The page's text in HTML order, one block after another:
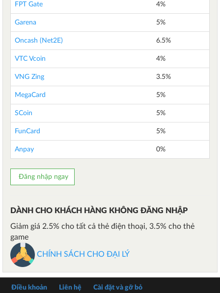
FPT Gate 4%
Garena 5%
Oncash (Net2E) 6.5%
VTC Vcoin 4%
VNG Zing 3.5%
MegaCard 5%
SCoin 5%
FunCard 5%
Anpay 0%
Đăng nhập ngay
DÀNH CHO KHÁCH HÀNG KHÔNG ĐĂNG NHẬP
Giảm giá 2.5% cho tất cả thẻ điện thoại, 3.5% cho thẻ
game
CHÍNH SÁCH CHO ĐẠI LÝ
Điều khoản Liên hệ
Cài đặt và gỡ bỏ